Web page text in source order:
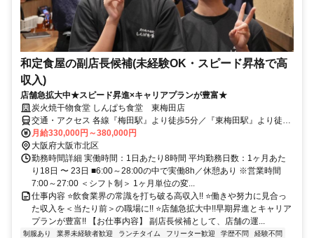
和定食屋の副店長候補(未経験OK・スピード昇格で高
収入)
店舗急拡大中★スピード昇進×キャリアプランが豊富★
炭火焼干物食堂 しんぱち食堂 東梅田店
交通・アクセス 各線『梅田駅』より徒歩5分／『東梅田駅』より徒歩
3分／『大阪梅田駅』より徒歩8分
月給330,000円～380,000円
大阪府大阪市北区
勤務時間詳細 実働時間：1日あたり8時間 平均勤務日数：1ヶ月あた
り18日 〜 23日 ■6:00～28:00の中で実働8h／休憩あり ※営業時間
7:00～27:00 ＜シフト制＞ 1ヶ月単位の変...
仕事内容 ⭐飲食業界の常識を打ち破る高収入!! ⭐働きや努力に見合っ
た収入を＜当たり前＞の職場に!! ⭐店舗急拡大中!!早期昇進とキャリア
プランが豊富!! 【お仕事内容】 副店長候補として、店舗の運...
制服あり 業界未経験者歓迎 ランチタイム フリーター歓迎 学歴不問
経験不問